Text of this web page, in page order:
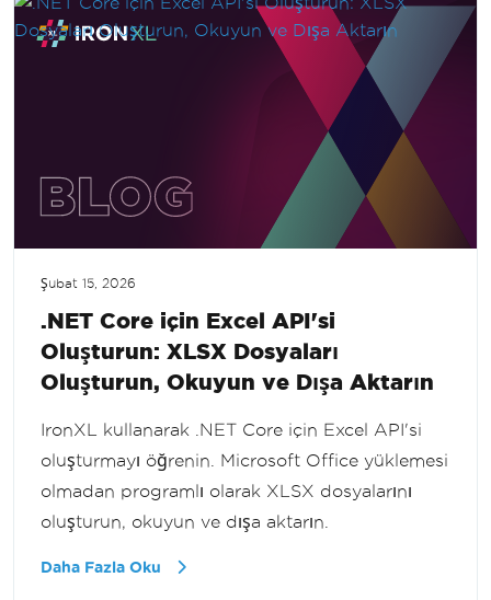
Şubat 15, 2026
.NET Core için Excel API'si
Oluşturun: XLSX Dosyaları
Oluşturun, Okuyun ve Dışa Aktarın
IronXL kullanarak .NET Core için Excel API'si
oluşturmayı öğrenin. Microsoft Office yüklemesi
olmadan programlı olarak XLSX dosyalarını
oluşturun, okuyun ve dışa aktarın.
Daha Fazla Oku